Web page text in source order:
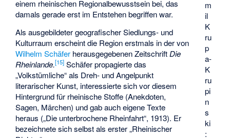
m
il
K
ru
p
a-
K
ru
pi
n
s
ki
:
einem rheinischen Regionalbewusstsein bei, das
damals gerade erst im Entstehen begriffen war.
Als ausgebildeter geografischer Siedlungs- und
Kulturraum erscheint die Region erstmals in der von
Wilhelm Schäfer herausgegebenen ZeitschriftDie
Rheinlande.[15] Schäfer propagierte das
„Volkstümliche“ als Dreh- und Angelpunkt
literarischer Kunst, interessierte sich vor diesem
Hintergrund für rheinische Stoffe (Anekdoten,
Sagen, Märchen) und gab auch eigene Texte
heraus („Die unterbrochene Rheinfahrt“, 1913). Er
bezeichnete sich selbst als erster „Rheinischer